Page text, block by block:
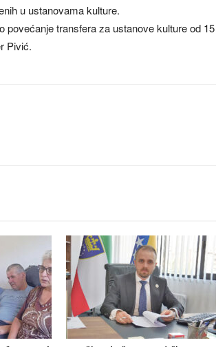
u ustanovama kulture.
povećanje transfera za ustanove kulture od 15
Pivić.